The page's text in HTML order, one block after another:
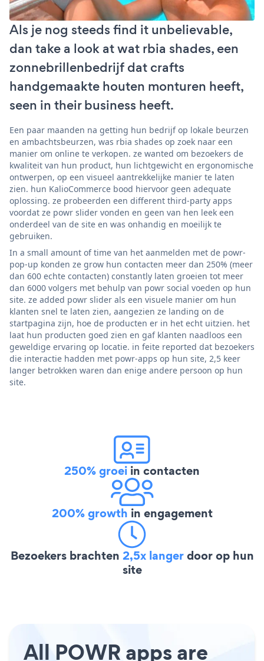
Als je nog steeds find it unbelievable,
dan take a look at wat rbia shades, een
zonnebrillenbedrijf dat crafts
handgemaakte houten monturen heeft,
seen in their business heeft.
Een paar maanden na getting hun bedrijf op lokale beurzen
en ambachtsbeurzen, was rbia shades op zoek naar een
manier om online te verkopen. ze wanted om bezoekers de
kwaliteit van hun product, hun lichtgewicht en ergonomische
ontwerpen, op een visueel aantrekkelijke manier te laten
zien. hun KalioCommerce bood hiervoor geen adequate
oplossing. ze probeerden een different third-party apps
voordat ze powr slider vonden en geen van hen leek een
onderdeel van de site en was onhandig en moeilijk te
gebruiken.
In a small amount of time van het aanmelden met de powr-
pop-up konden ze grow hun contacten meer dan 250% (meer
dan 600 echte contacten) constantly laten groeien tot meer
dan 6000 volgers met behulp van powr social voeden op hun
site. ze added powr slider als een visuele manier om hun
klanten snel te laten zien, aangezien ze landing on de
startpagina zijn, hoe de producten er in het echt uitzien. het
laat hun producten goed zien en gaf klanten naadloos een
geweldige ervaring op locatie. in feite reported dat bezoekers
die interactie hadden met powr-apps op hun site, 2,5 keer
langer betrokken waren dan enige andere persoon op hun
site.
250% groei in contacten
200% growth in engagement
Bezoekers brachten 2,5x langerdoor op hun
site
All POWR apps are